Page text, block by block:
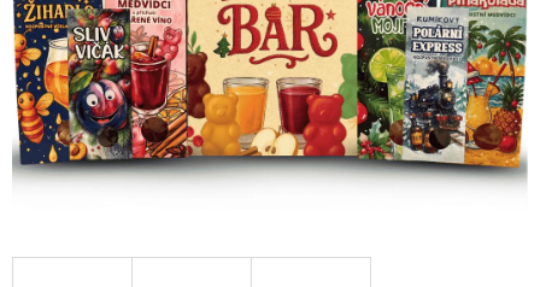
OCHUCENÁ
KÁVA
AKČNÍ
BALÍČKY
DÁRKOVÉ
BALENÍ
O